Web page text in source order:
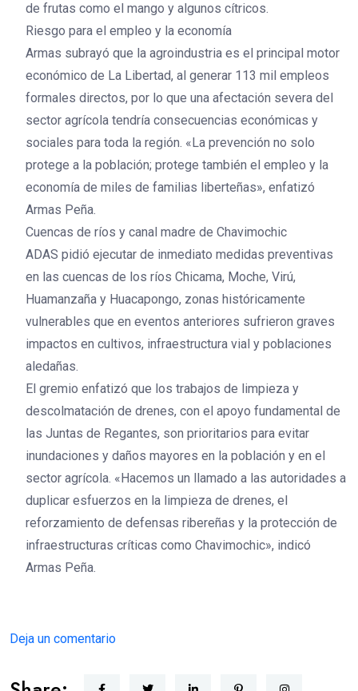
de frutas como el mango y algunos cítricos.
Riesgo para el empleo y la economía
Armas subrayó que la agroindustria es el principal motor
económico de La Libertad, al generar 113 mil empleos
formales directos, por lo que una afectación severa del
sector agrícola tendría consecuencias económicas y
sociales para toda la región. «La prevención no solo
protege a la población; protege también el empleo y la
economía de miles de familias liberteñas», enfatizó
Armas Peña.
Cuencas de ríos y canal madre de Chavimochic
ADAS pidió ejecutar de inmediato medidas preventivas
en las cuencas de los ríos Chicama, Moche, Virú,
Huamanzaña y Huacapongo, zonas históricamente
vulnerables que en eventos anteriores sufrieron graves
impactos en cultivos, infraestructura vial y poblaciones
aledañas.
El gremio enfatizó que los trabajos de limpieza y
descolmatación de drenes, con el apoyo fundamental de
las Juntas de Regantes, son prioritarios para evitar
inundaciones y daños mayores en la población y en el
sector agrícola. «Hacemos un llamado a las autoridades a
duplicar esfuerzos en la limpieza de drenes, el
reforzamiento de defensas ribereñas y la protección de
infraestructuras críticas como Chavimochic», indicó
Armas Peña.
Deja un comentario